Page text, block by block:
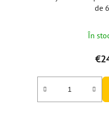
de
În